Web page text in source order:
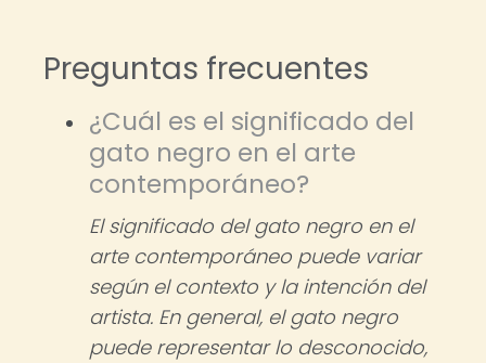
Preguntas frecuentes
¿Cuál es el significado del
gato negro en el arte
contemporáneo?
El significado del gato negro en el
arte contemporáneo puede variar
según el contexto y la intención del
artista. En general, el gato negro
puede representar lo desconocido,